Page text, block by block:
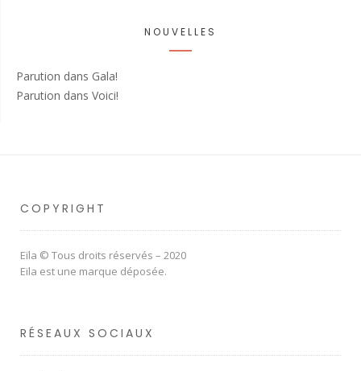
NOUVELLES
Parution dans Gala!
Parution dans Voici!
COPYRIGHT
Eïla © Tous droits réservés – 2020
Eïla est une marque déposée.
RÉSEAUX SOCIAUX